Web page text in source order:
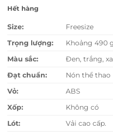
Hết hàng
Size:
Freesize
Trọng lượng:
Khoảng 490
Màu sắc:
Đen, trắng,
Đạt chuẩn:
Nón thể thao
Vỏ:
ABS
Xốp:
Không có
Lót:
Vải cao cấp.